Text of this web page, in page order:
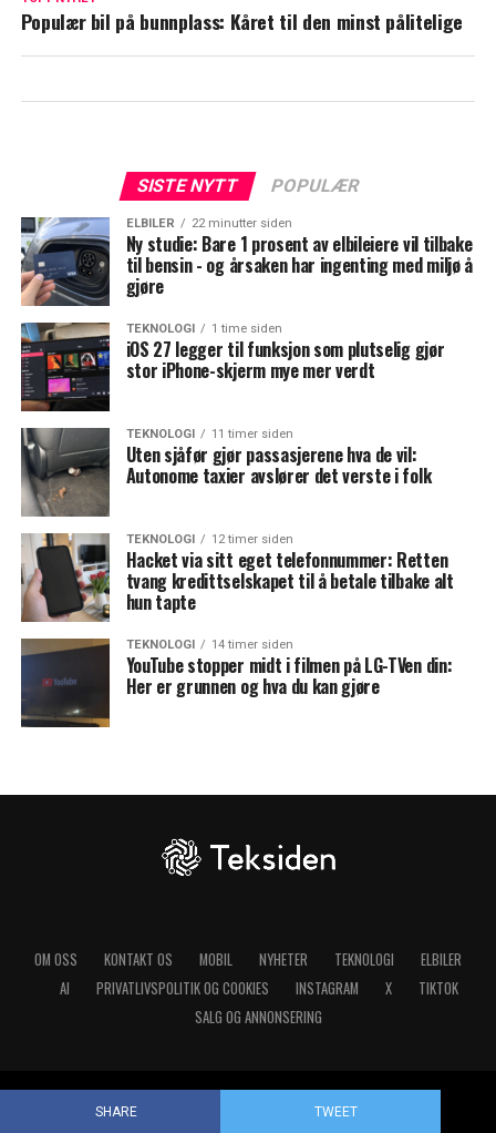
SHARE TWEET
Populær bil på bunnplass: Kåret til den minst pålitelige
SISTE NYTT POPULÆR
ELBILER 22 minutter siden
Ny studie: Bare 1 prosent av elbileiere vil tilbake
til bensin - og årsaken har ingenting med miljø å
gjøre
TEKNOLOGI 1 time siden
iOS 27 legger til funksjon som plutselig gjør
stor iPhone-skjerm mye mer verdt
TEKNOLOGI 11 timer siden
Uten sjåfør gjør passasjerene hva de vil:
Autonome taxier avslører det verste i folk
TEKNOLOGI 12 timer siden
Hacket via sitt eget telefonnummer: Retten
tvang kredittselskapet til å betale tilbake alt
hun tapte
TEKNOLOGI 14 timer siden
YouTube stopper midt i filmen på LG-TVen din:
Her er grunnen og hva du kan gjøre
OM OSS KONTAKT OS MOBIL NYHETER TEKNOLOGI
ELBILER
AI
PRIVATLIVSPOLITIK OG COOKIES INSTAGRAM X
TIKTOK
SALG OG ANNONSERING